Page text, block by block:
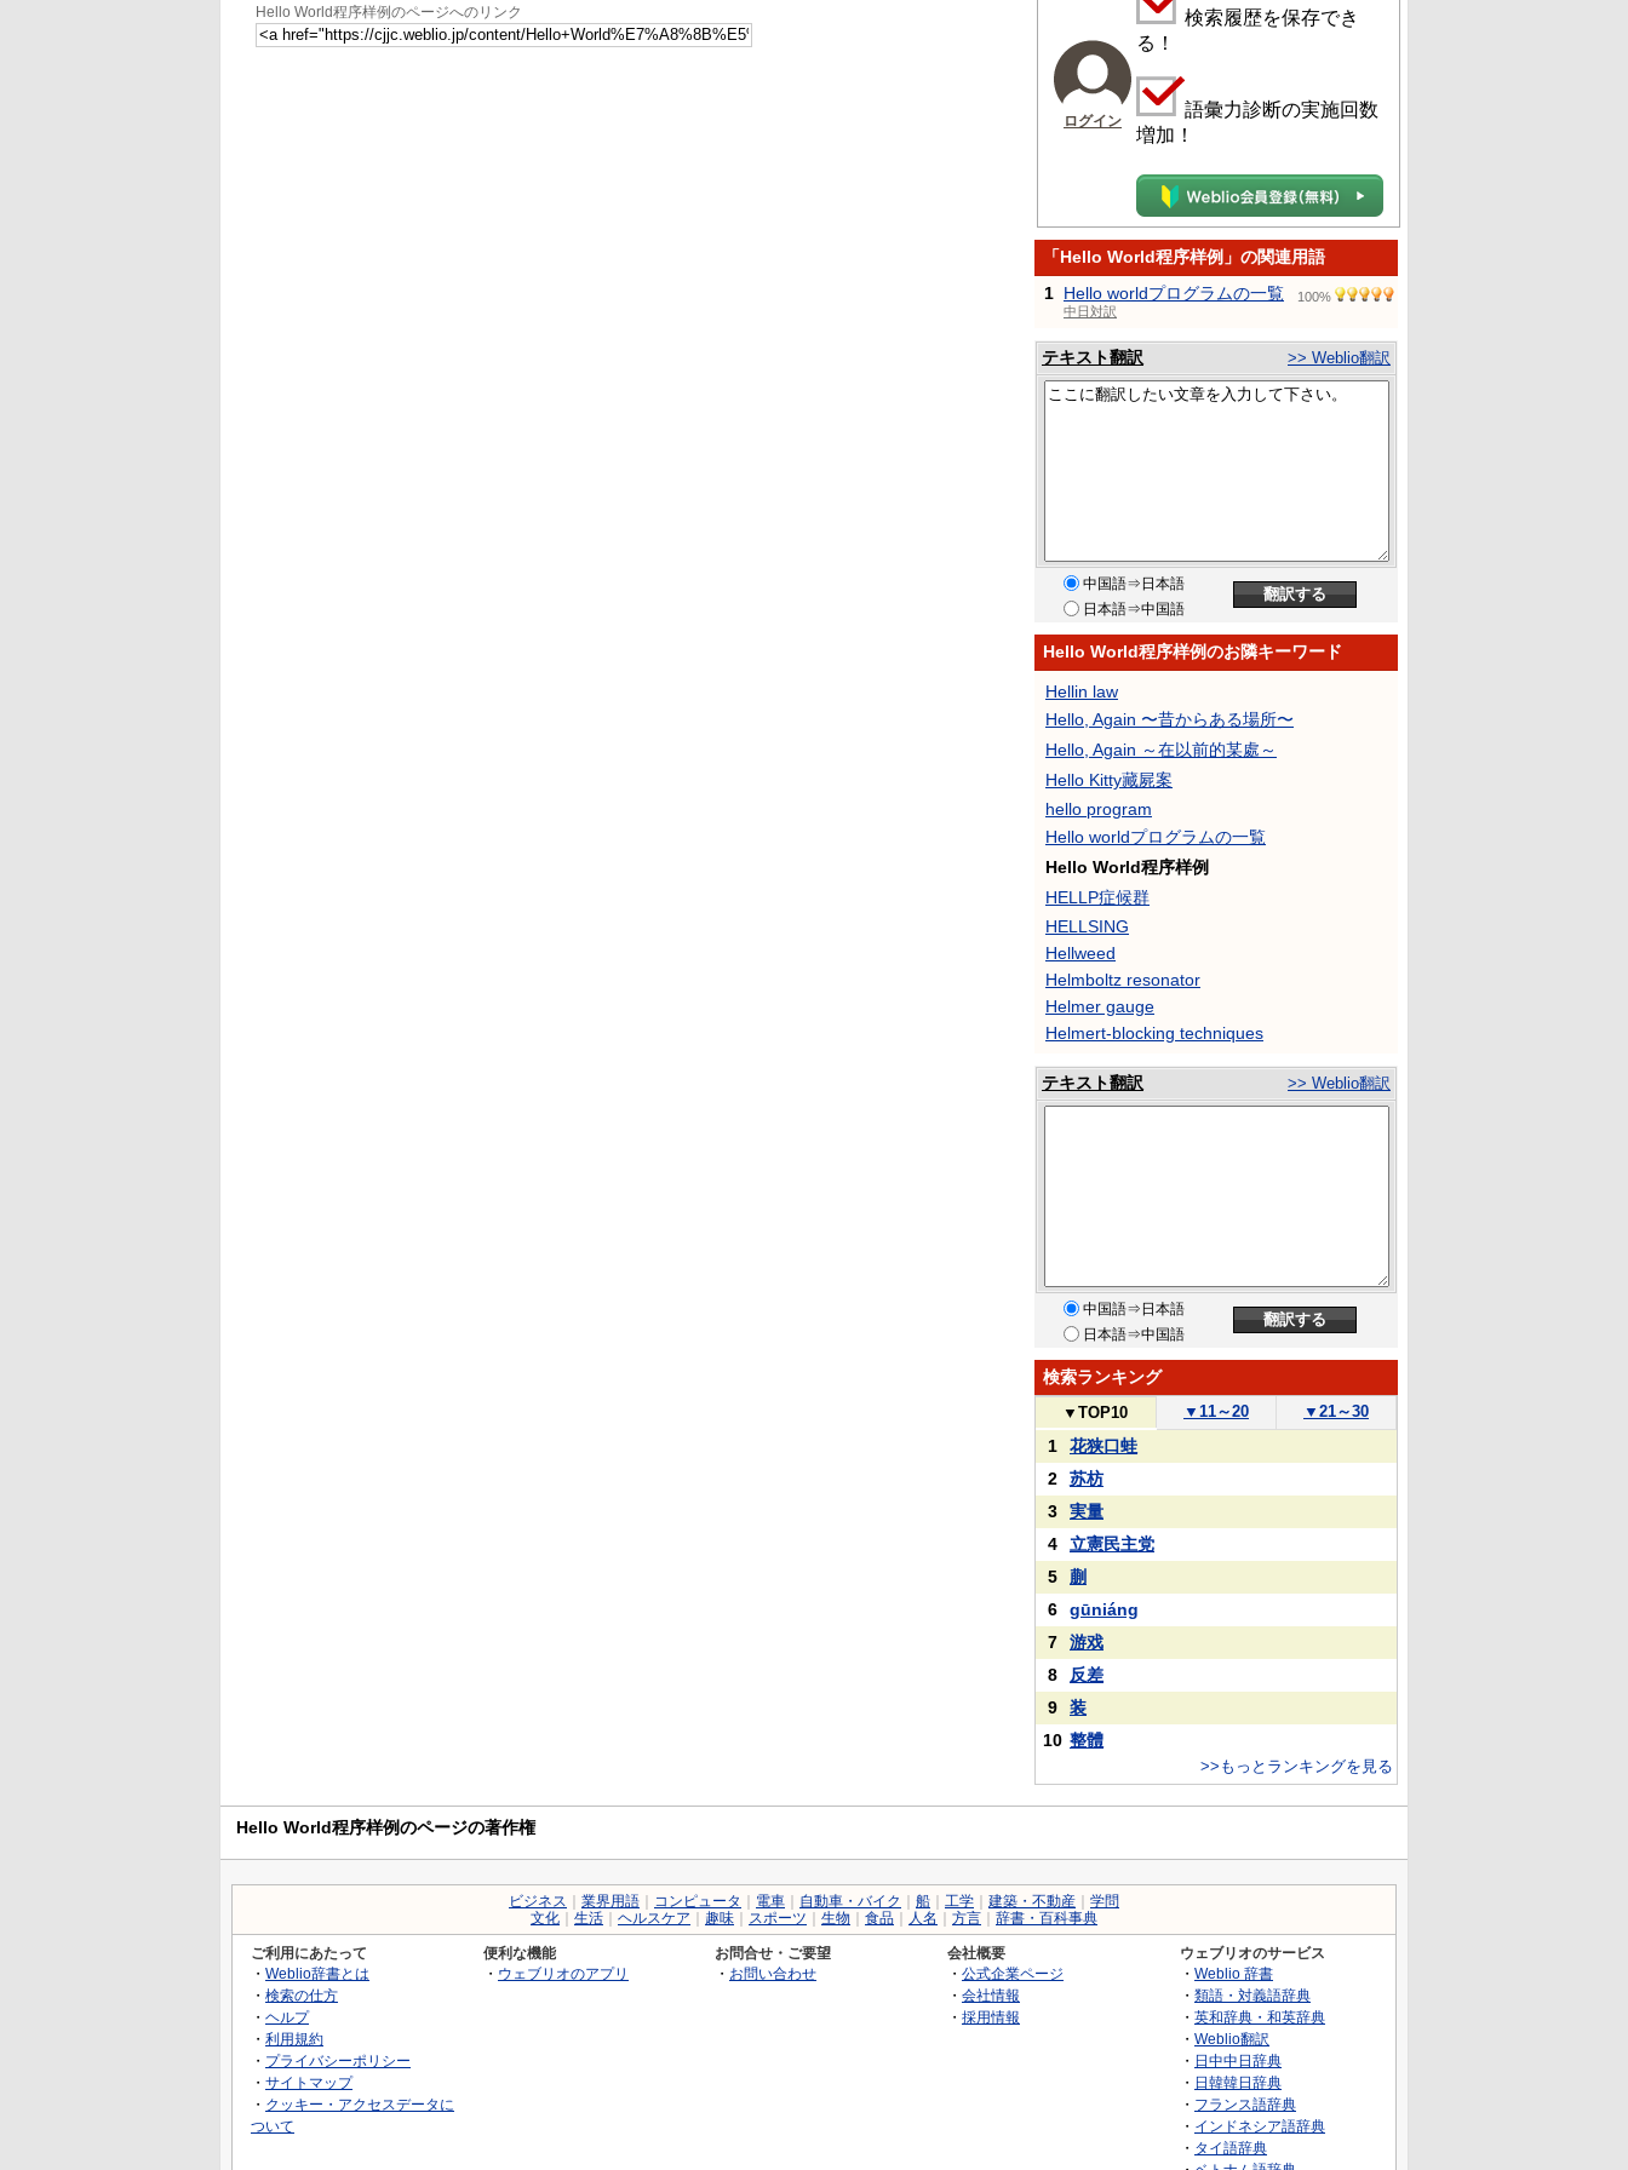
Hello World程序样例のページへのリンク
ログイン
検索履歴を保存でき
る！
語彙力診断の実施回数
増加！
「Hello World程序样例」の関連用語
1 Hello worldプログラムの一覧
中日対訳
100%
テキスト翻訳 >> Weblio翻訳
中国語⇒日本語
日本語⇒中国語
Hello World程序样例のお隣キーワード
Hellin law
Hello, Again 〜昔からある場所〜
Hello, Again ～在以前的某處～
Hello Kitty藏屍案
hello program
Hello worldプログラムの一覧
Hello World程序样例
HELLP症候群
HELLSING
Hellweed
Helmboltz resonator
Helmer gauge
Helmert-blocking techniques
テキスト翻訳 >> Weblio翻訳
中国語⇒日本語
日本語⇒中国語
検索ランキング
▼ TOP10 ▼ 11～20 ▼ 21～30
1
花狭口蛙
2
苏枋
3
実量
4
立憲民主党
5
蒯
6
gūniáng
7
游戏
8
反差
9
装
10 整體
>>もっとランキングを見る
Hello World程序样例のページの著作権
ビジネス 業界用語 コンピュータ 電車 自動車・バイク 船 工学 建築・不動産
学問
文化
生活 ヘルスケア 趣味 スポーツ 生物 食品 人名 方言 辞書・百科事典
ご利用にあたって
・ Weblio辞書とは
・ 検索の仕方
・ ヘルプ
・ 利用規約
・ プライバシーポリシー
・ サイトマップ
・ クッキー・アクセスデータに
ついて
便利な機能
・ ウェブリオのアプリ
お問合せ・ご要望
・ お問い合わせ
会社概要
・ 公式企業ページ
・ 会社情報
・ 採用情報
ウェブリオのサービス
・ Weblio 辞書
・ 類語・対義語辞典
・ 英和辞典・和英辞典
・ Weblio翻訳
・ 日中中日辞典
・ 日韓韓日辞典
・ フランス語辞典
・ インドネシア語辞典
・ タイ語辞典